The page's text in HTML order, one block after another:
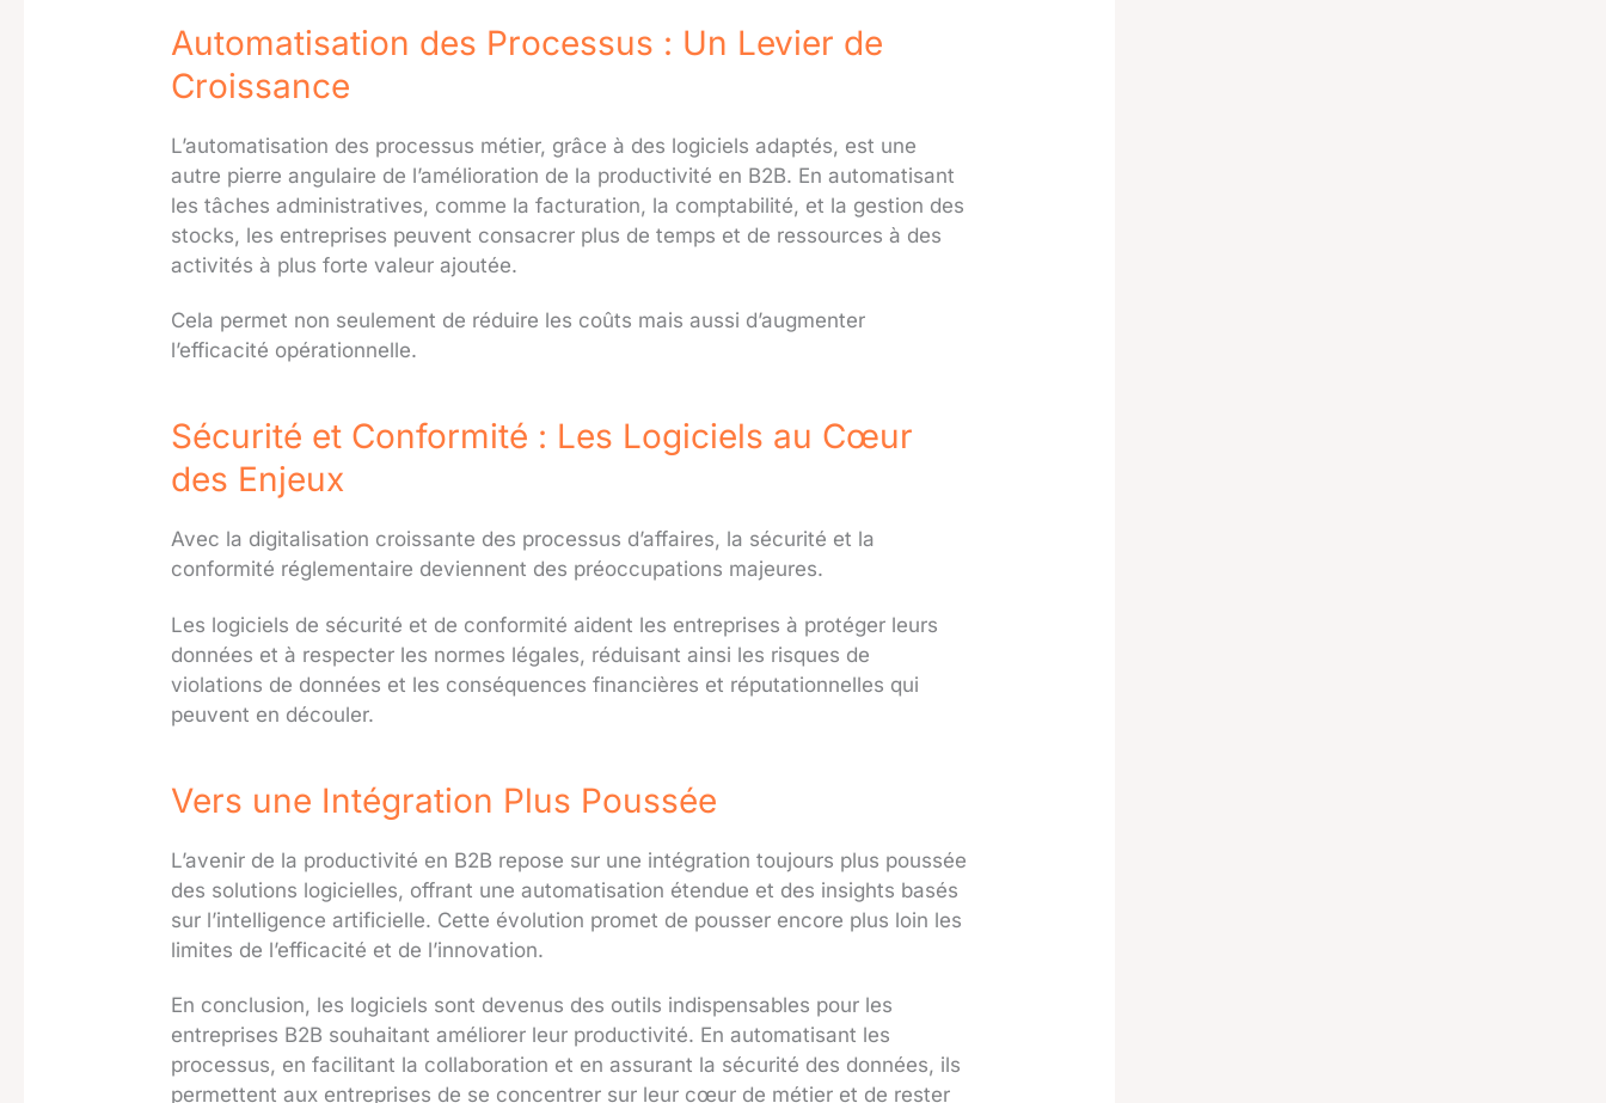
Automatisation des Processus : Un Levier de
Croissance
L’automatisation des processus métier, grâce à des logiciels adaptés, est une
autre pierre angulaire de l’amélioration de la productivité en B2B. En automatisant
les tâches administratives, comme la facturation, la comptabilité, et la gestion des
stocks, les entreprises peuvent consacrer plus de temps et de ressources à des
activités à plus forte valeur ajoutée.
Cela permet non seulement de réduire les coûts mais aussi d’augmenter
l’efficacité opérationnelle.
Sécurité et Conformité : Les Logiciels au Cœur
des Enjeux
Avec la digitalisation croissante des processus d’affaires, la sécurité et la
conformité réglementaire deviennent des préoccupations majeures.
Les logiciels de sécurité et de conformité aident les entreprises à protéger leurs
données et à respecter les normes légales, réduisant ainsi les risques de
violations de données et les conséquences financières et réputationnelles qui
peuvent en découler.
Vers une Intégration Plus Poussée
L’avenir de la productivité en B2B repose sur une intégration toujours plus poussée
des solutions logicielles, offrant une automatisation étendue et des insights basés
sur l’intelligence artificielle. Cette évolution promet de pousser encore plus loin les
limites de l’efficacité et de l’innovation.
En conclusion, les logiciels sont devenus des outils indispensables pour les
entreprises B2B souhaitant améliorer leur productivité. En automatisant les
processus, en facilitant la collaboration et en assurant la sécurité des données, ils
permettent aux entreprises de se concentrer sur leur cœur de métier et de rester